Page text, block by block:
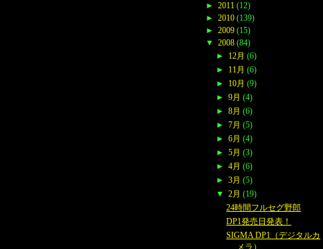
► 2011 (12)
► 2010 (139)
► 2009 (15)
▼ 2008 (84)
►
12月 (6)
►
11月 (6)
►
10月 (9)
► 9月 (4)
► 8月 (6)
► 7月 (5)
► 6月 (4)
► 5月 (3)
► 4月 (6)
► 3月 (5)
▼ 2月 (19)
24時間フルセグ野郎
DP1発売日発表！
SIGMA DP1（デジタルカ